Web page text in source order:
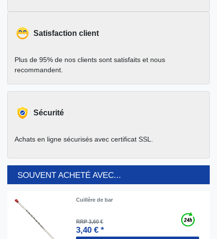
Satisfaction client
Plus de 95% de nos clients sont satisfaits et nous
recommandent.
Sécurité
Achats en ligne sécurisés avec certificat SSL.
SOUVENT ACHETÉ AVEC...
Cuillère de bar
RRP 3,60 €
3,40 € *